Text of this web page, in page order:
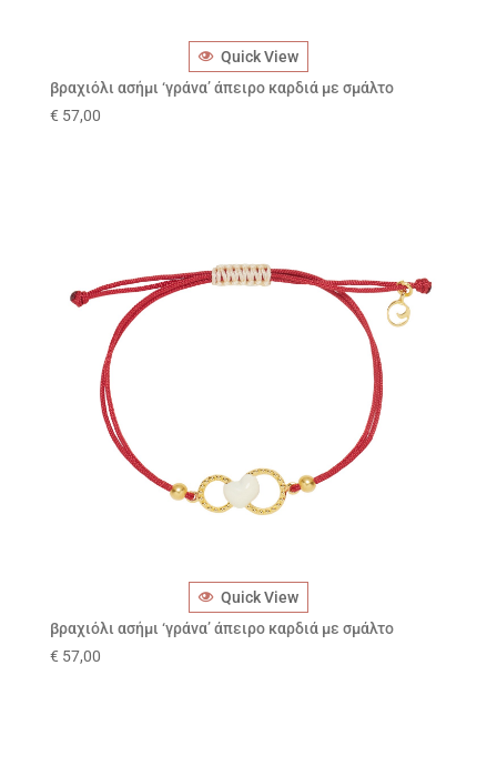
Quick View
βραχιόλι ασήμι ‘γράνα’ άπειρο καρδιά με σμάλτο
€ 57,00
Quick View
βραχιόλι ασήμι ‘γράνα’ άπειρο καρδιά με σμάλτο
€ 57,00